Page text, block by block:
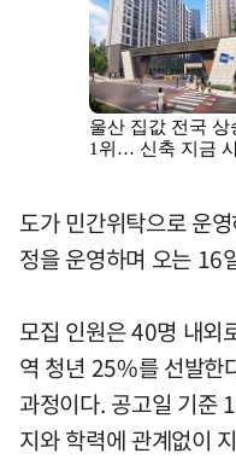
도가 민간위탁으로 운
정을 운영하며 오는 16
모집 인원은 40명 내외
역 청년 25%를 선발한
과정이다. 공고일 기준
지와 학력에 관계없이